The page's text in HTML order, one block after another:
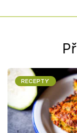
RECEPTY